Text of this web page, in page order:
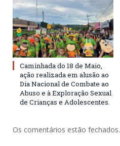
Caminhada do 18 de Maio,
ação realizada em alusão ao
Dia Nacional de Combate ao
Abuso e à Exploração Sexual
de Crianças e Adolescentes.
Os comentários estão fechados.